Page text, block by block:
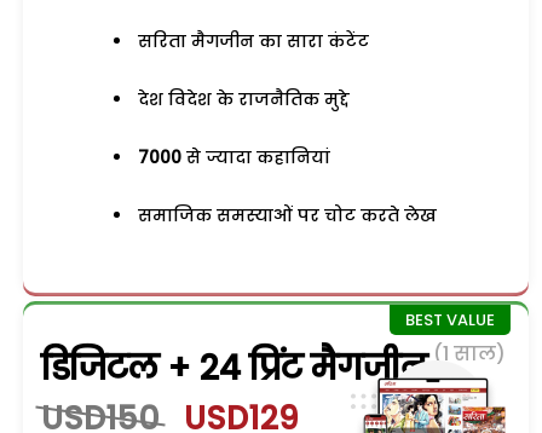
सरिता मैगजीन का सारा कंटेंट
देश विदेश के राजनैतिक मुद्दे
7000 से ज्यादा कहानियां
समाजिक समस्याओं पर चोट करते लेख
डिजिटल + 24 प्रिंट मैगजीन (1 साल)
USD150 USD129